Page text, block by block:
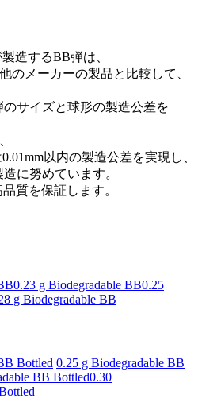
造するBB弾は、
のメーカーの製品と比較して、
サイズと球形の製造公差を
以内の製造公差を実現し、
に努めています。
質を保証します。
0.23 g Biodegradable BB0.25
g Biodegradable BB
Bottled 0.25 g Biodegradable BB
BB Bottled0.30